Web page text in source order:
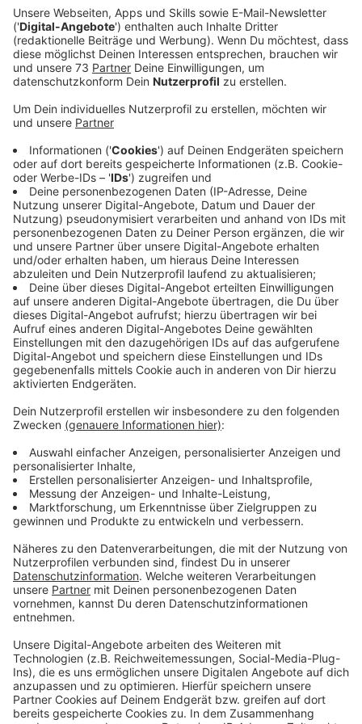
Ein Promi, keine Fragen und fünf
Gegenstände
Anzeige
Wenn ein Popstar, Comedian, Schauspieler oder
Politiker bei uns zu Besuch ist, stellt er sich auch dem
besonderen Video-Interview „Fünf für". Dabei wird
keine einzige Frage gestellt, sondern dem Gast
einfach fünf Dinge in die Hand gedrückt, zu denen er
das erzählt, was ihm als Erstes einfällt. Keine
Standardantworten, keine Promotionaussagen -
sondern ganz persönliche Geschichten - das ist „Fünf
für"!
Anzeige
Wir benötigen Ihre
Zustimmung, um den YouTube
Video-Service zu laden!
Wir verwenden einen Service eines
Drittanbieters, um Videoinhalte
Daten zu Ihren Aktivitäten
sammeln. Bitte lesen Sie die
Details durch und stimmen Sie der
Nutzung des Service zu, um dieses
Mehr Informationen
Akzeptieren
Fünf für Mando Diao
Anzeige